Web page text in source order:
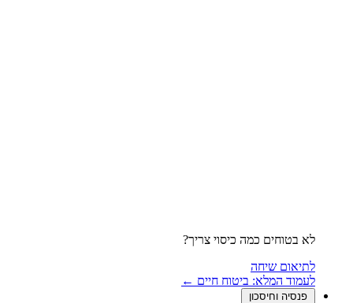
לא בטוחים כמה כיסוי צריך?
לתיאום שיחה
לעמוד המלא: ביטוח חיים ←
פנסיה וחיסכון